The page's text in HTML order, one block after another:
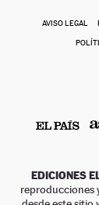
AVISO LEGAL
EDICIONES
reproducciones